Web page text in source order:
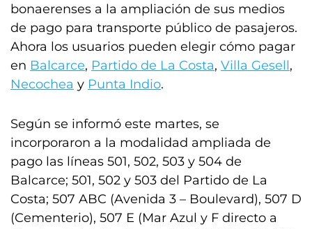
bonaerenses a la ampliación de sus medios
de pago para transporte público de pasajeros.
Ahora los usuarios pueden elegir cómo pagar
en Balcarce, Partido de La Costa, Villa Gesell,
Necochea y Punta Indio.
Según se informó este martes, se
incorporaron a la modalidad ampliada de
pago las líneas 501, 502, 503 y 504 de
Balcarce; 501, 502 y 503 del Partido de La
Costa; 507 ABC (Avenida 3 – Boulevard), 507 D
(Cementerio), 507 E (Mar Azul y F directo a